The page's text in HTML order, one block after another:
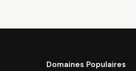
Domaines Populaires